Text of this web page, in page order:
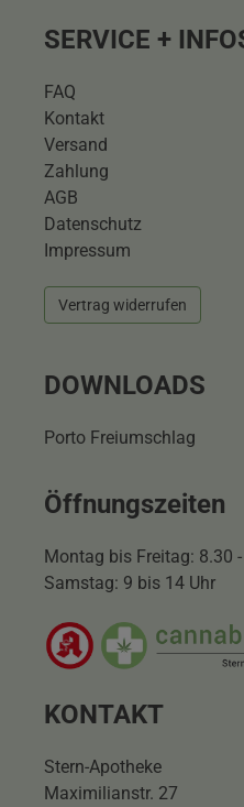
SERVICE +
FAQ
Kontakt
Versand
Zahlung
AGB
Datenschutz
Impressum
Vertrag widerrufen
DOWNLOADS
Porto Freiumschlag
Öffnungszeiten
Montag bis Freitag: 8.30
Samstag: 9 bis 14 Uhr
KONTAKT
Stern-Apotheke
Maximilianstr. 27